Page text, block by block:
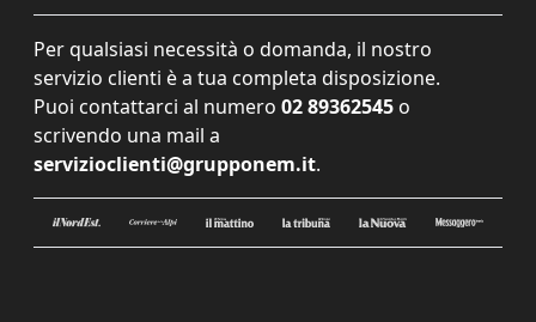
Per qualsiasi necessità o domanda, il nostro
servizio clienti è a tua completa disposizione.
Puoi contattarci al numero 02 89362545 o
scrivendo una mail a
servizioclienti@grupponem.it.